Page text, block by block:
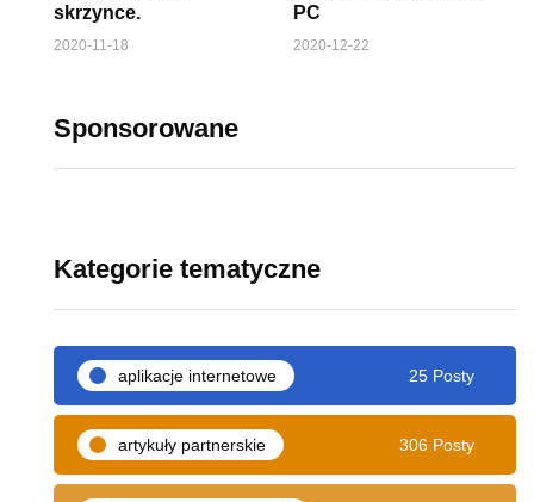
skrzynce.
2020-11-18
PC
2020-12-22
Sponsorowane
Kategorie tematyczne
aplikacje internetowe 25 Posty
artykuły partnerskie 306 Posty